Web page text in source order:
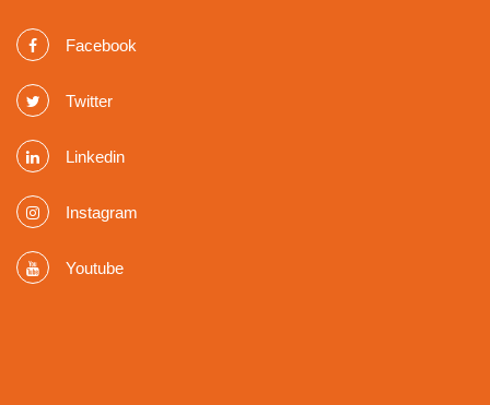
Facebook
Twitter
Linkedin
Instagram
Youtube